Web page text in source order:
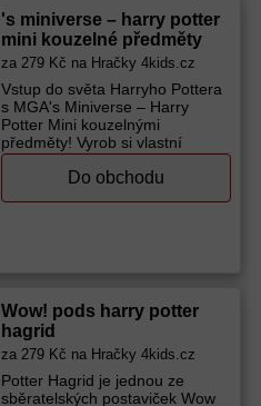
cm Hmotnost balení: 0.21 kg
Výrobce (značka):Alltoys
's miniverse – harry potter
mini kouzelné předměty
za 279 Kč na Hračky 4kids.cz
Vstup do světa Harryho Pottera
s MGA's Miniverse – Harry
Potter Mini kouzelnými
předměty! Vyrob si vlastní
malinké sovy, kouzelné hůlky
nebo létající košťata, která jsou
přesnou kopií těch z filmu.
minut. Sbírej až 12 různých
kouzelných předmětů a ukaž je
všem svým kamarádům!
Vhodné pro děti od 8 let
Materiál: Ostatní Země původu:
Čína Šířka balení (cm): 9.525
Do obchodu
Wow! pods harry potter
hagrid
za 279 Kč na Hračky 4kids.cz
Potter Hagrid je jednou ze
sběratelských postaviček Wow